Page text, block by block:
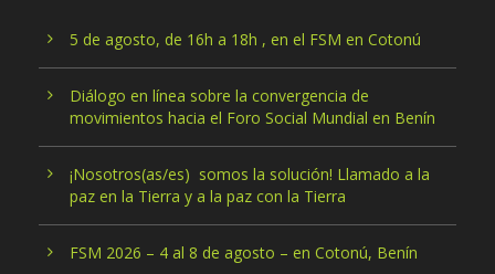
5 de agosto, de 16h a 18h , en el FSM en Cotonú
Diálogo en línea sobre la convergencia de
movimientos hacia el Foro Social Mundial en Benín
¡Nosotros(as/es) somos la solución! Llamado a la
paz en la Tierra y a la paz con la Tierra
FSM 2026 – 4 al 8 de agosto – en Cotonú, Benín